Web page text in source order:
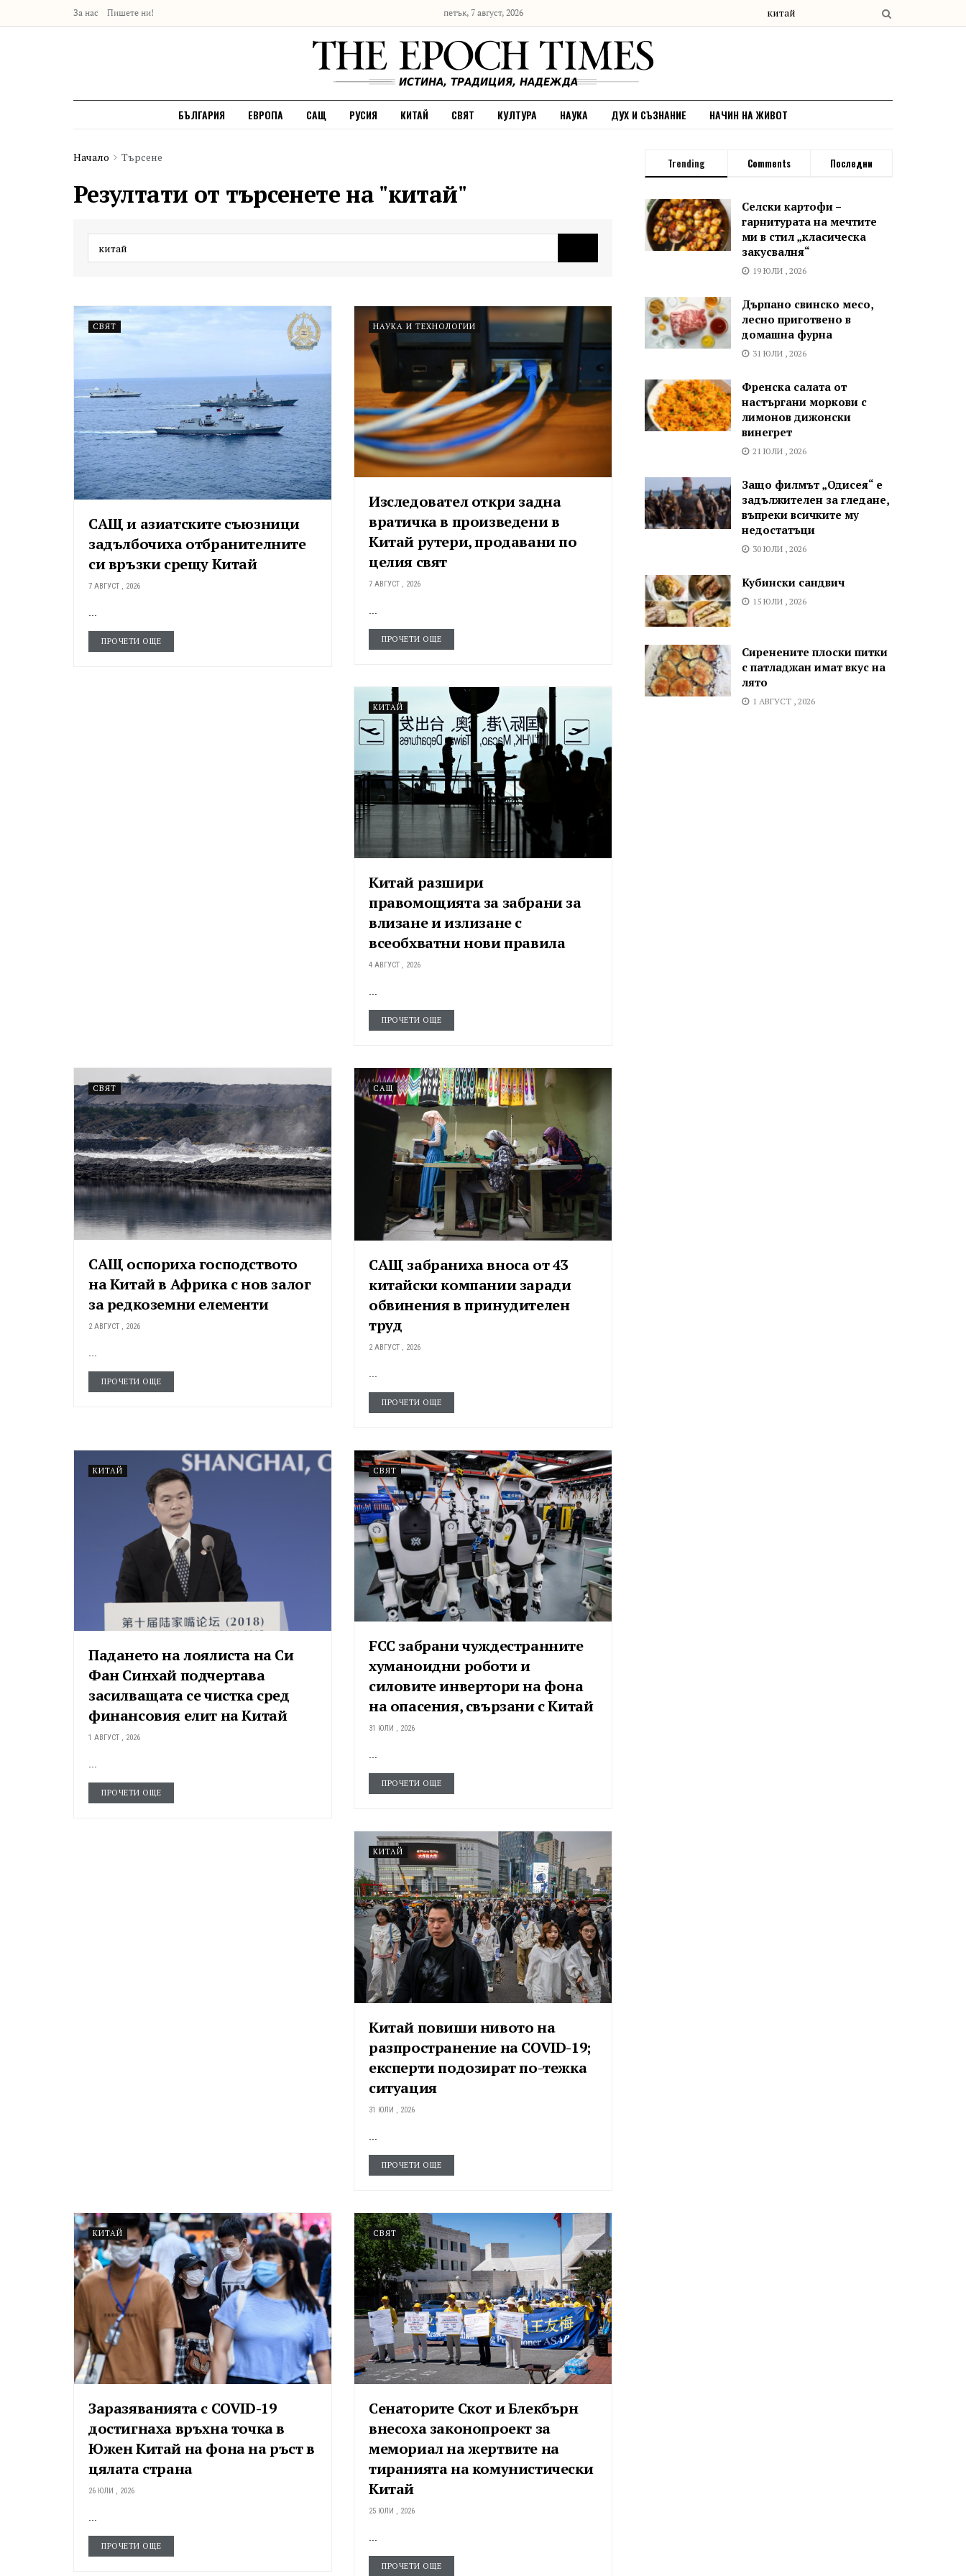
За нас Пишете ни! петък, 7 август, 2026
БЪЛГАРИЯ ЕВРОПА САЩ РУСИЯ КИТАЙ СВЯТ КУЛТУРА НАУКА ДУХ И СЪЗНАНИЕ НАЧИН НА ЖИВОТ
Начало Търсене
Резултати от търсенете на "китай"
СВЯТ
САЩ и азиатските съюзници
задълбочиха отбранителните
си връзки срещу Китай
7 АВГУСТ , 2026
ПРОЧЕТИ ОЩЕ
НАУКА И ТЕХНОЛОГИИ
Изследовател откри задна
вратичка в произведени в
Китай рутери, продавани по
целия свят
7 АВГУСТ , 2026
ПРОЧЕТИ ОЩЕ
КИТАЙ
Китай разшири
правомощията за забрани за
влизане и излизане с
всеобхватни нови правила
4 АВГУСТ , 2026
ПРОЧЕТИ ОЩЕ
СВЯТ
САЩ оспориха господството
на Китай в Африка с нов залог
за редкоземни елементи
2 АВГУСТ , 2026
ПРОЧЕТИ ОЩЕ
САЩ
САЩ забраниха вноса от 43
китайски компании заради
обвинения в принудителен
труд
2 АВГУСТ , 2026
ПРОЧЕТИ ОЩЕ
КИТАЙ
Падането на лоялиста на Си
Фан Синхай подчертава
засилващата се чистка сред
финансовия елит на Китай
1 АВГУСТ , 2026
ПРОЧЕТИ ОЩЕ
СВЯТ
FCC забрани чуждестранните
хуманоидни роботи и
силовите инвертори на фона
на опасения, свързани с Китай
31 ЮЛИ , 2026
ПРОЧЕТИ ОЩЕ
КИТАЙ
Китай повиши нивото на
разпространение на COVID-19;
експерти подозират по-тежка
ситуация
31 ЮЛИ , 2026
ПРОЧЕТИ ОЩЕ
КИТАЙ
Заразяванията с COVID-19
достигнаха връхна точка в
Южен Китай на фона на ръст в
цялата страна
26 ЮЛИ , 2026
...
ПРОЧЕТИ ОЩЕ
СВЯТ
Сенаторите Скот и Блекбърн
внесоха законопроект за
мемориал на жертвите на
тиранията на комунистически
Китай
25 ЮЛИ , 2026
...
ПРОЧЕТИ ОЩЕ
Trending Comments Последни
Селски картофи –
гарнитурата на мечтите
ми в стил „класическа
закусвалня“
19 ЮЛИ , 2026
Дърпано свинско месо,
лесно приготвено в
домашна фурна
31 ЮЛИ , 2026
Френска салата от
настъргани моркови с
лимонов дижонски
винегрет
21 ЮЛИ , 2026
Защо филмът „Одисея“ е
задължителен за гледане,
въпреки всичките му
недостатъци
30 ЮЛИ , 2026
Кубински сандвич
15 ЮЛИ , 2026
Сиренените плоски питки
с патладжан имат вкус на
лято
1 АВГУСТ , 2026